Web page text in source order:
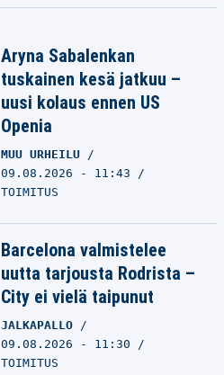
Aryna Sabalenkan
tuskainen kesä jatkuu –
uusi kolaus ennen US
Openia
MUU URHEILU
09.08.2026 - 11:43
TOIMITUS
Barcelona valmistelee
uutta tarjousta Rodrista –
City ei vielä taipunut
JALKAPALLO
09.08.2026 - 11:30
TOIMITUS